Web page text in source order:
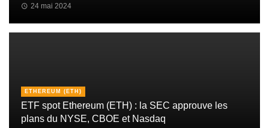
24 mai 2024
ETHEREUM (ETH)
ETF spot Ethereum (ETH) : la SEC approuve les
plans du NYSE, CBOE et Nasdaq